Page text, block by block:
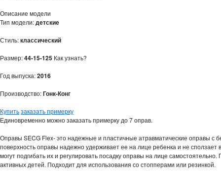
Описание модели
Тип модели:детские
Стиль:классический
Размер:44-15-125 Как узнать?
Год выпуска:2016
Производство:Гонк-Конг
Купитьзаказать примерку
Единовременно можно заказать примерку до 7 оправ.
Оправы SECG Flex- это надежные и пластичные атравматические оправы
поверхность оправы надежно удерживает ее на лице ребенка и не
могут подгибать их и регулировать посадку оправы на лице
активных детей. Подходит для использования со стопперами или резинкой.